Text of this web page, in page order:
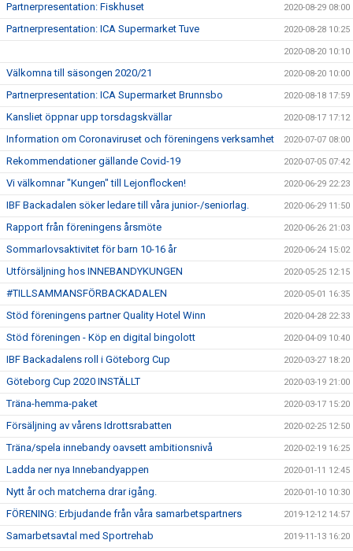
Partnerpresentation: Fiskhuset 2020-08-29 08:00
Partnerpresentation: ICA Supermarket Tuve 2020-08-28 10:25
2020-08-20 10:10
Välkomna till säsongen 2020/21 2020-08-20 10:00
Partnerpresentation: ICA Supermarket Brunnsbo 2020-08-18 17:59
Kansliet öppnar upp torsdagskvällar 2020-08-17 17:12
Information om Coronaviruset och föreningens verksamhet 2020-07-07 08:00
Rekommendationer gällande Covid-19 2020-07-05 07:42
Vi välkomnar "Kungen" till Lejonflocken! 2020-06-29 22:23
IBF Backadalen söker ledare till våra junior-/seniorlag. 2020-06-29 11:50
Rapport från föreningens årsmöte 2020-06-26 21:03
Sommarlovsaktivitet för barn 10-16 år 2020-06-24 15:02
Utförsäljning hos INNEBANDYKUNGEN 2020-05-25 12:15
#TILLSAMMANSFÖRBACKADALEN 2020-05-01 16:35
Stöd föreningens partner Quality Hotel Winn 2020-04-28 22:33
Stöd föreningen - Köp en digital bingolott 2020-04-09 10:40
IBF Backadalens roll i Göteborg Cup 2020-03-27 18:20
Göteborg Cup 2020 INSTÄLLT 2020-03-19 21:00
Träna-hemma-paket 2020-03-17 15:20
Försäljning av vårens Idrottsrabatten 2020-02-25 12:50
Träna/spela innebandy oavsett ambitionsnivå 2020-02-19 16:25
Ladda ner nya Innebandyappen 2020-01-11 12:45
Nytt år och matcherna drar igång. 2020-01-10 10:30
FÖRENING: Erbjudande från våra samarbetspartners 2019-12-12 14:57
Samarbetsavtal med Sportrehab 2019-11-13 16:20